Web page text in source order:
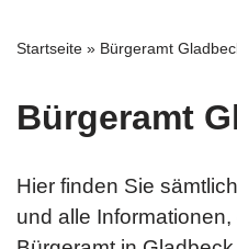
Startseite » Bürgeramt
Bürgeramt
Hier finden Sie
und alle